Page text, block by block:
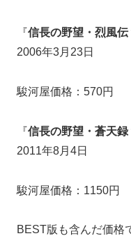
『信長の野望・烈風
2006年3月23日
駿河屋価格：570円
『信長の野望・蒼天
2011年8月4日
駿河屋価格：1150円
BEST版も含んだ価格